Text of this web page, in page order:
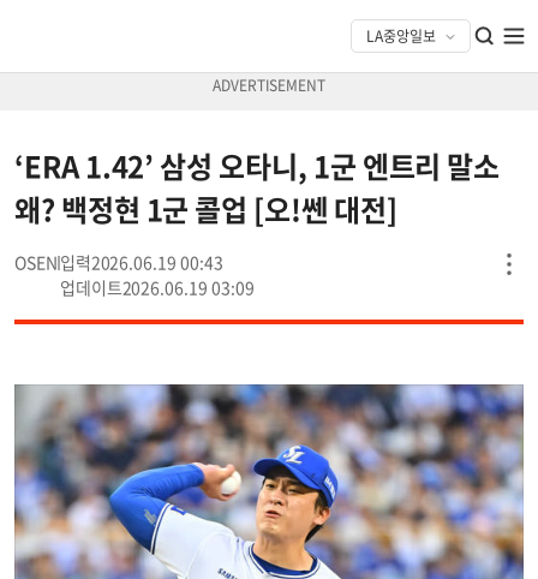
‘ERA 1.42’ 삼성 오타니, 1군 엔트리 말소
왜? 백정현 1군 콜업 [오!쎈 대전]
OSEN
2026.06.19 00:43
2026.06.19 03:09